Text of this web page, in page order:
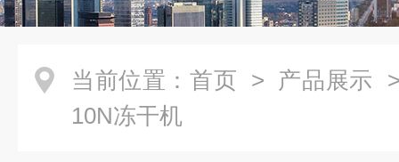
当前位置： 首页 > 产品展示
10N冻干机